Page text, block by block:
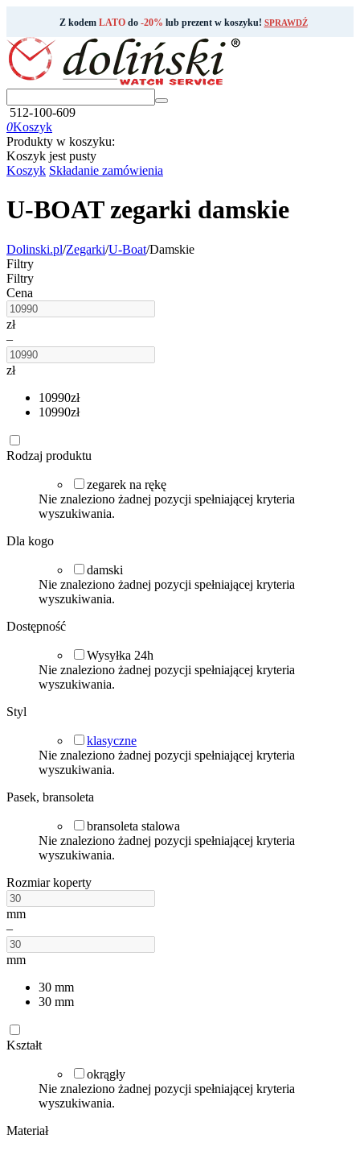
Z kodem LATOdo -20% lub prezent w koszyku! SPRAWDŹ
512-100-609
0Koszyk
Produkty w koszyku:
Koszyk jest pusty
Koszyk Składanie zamówienia
U-BOAT zegarki damskie
Dolinski.pl/Zegarki/U-Boat/Damskie
Filtry
Filtry
Cena
zł
–
zł
10990zł
10990zł
Rodzaj produktu
zegarek na rękę
Nie znaleziono żadnej pozycji spełniającej kryteria
wyszukiwania.
Dla kogo
damski
Nie znaleziono żadnej pozycji spełniającej kryteria
wyszukiwania.
Dostępność
Wysyłka 24h
Nie znaleziono żadnej pozycji spełniającej kryteria
wyszukiwania.
Styl
klasyczne
Nie znaleziono żadnej pozycji spełniającej kryteria
wyszukiwania.
Pasek, bransoleta
bransoleta stalowa
Nie znaleziono żadnej pozycji spełniającej kryteria
wyszukiwania.
Rozmiar koperty
mm
–
mm
30 mm
30 mm
Kształt
okrągły
Nie znaleziono żadnej pozycji spełniającej kryteria
wyszukiwania.
Materiał